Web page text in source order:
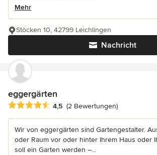
Mehr
Nachricht
Stöcken 10, 42799 Leichlingen
eggergärten
Durchschnittliche Bewertung: 4.5 von 5
4,5 (2 Bewertungen)
Wir von eggergärten sind Gartengestalter.
oder Raum vor oder hinter Ihrem Haus oder
soll ein Garten werden –...